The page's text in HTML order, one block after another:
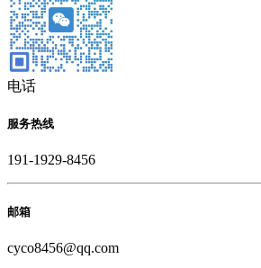
电话
服务热线
191-1929-8456
邮箱
cyco8456@qq.com